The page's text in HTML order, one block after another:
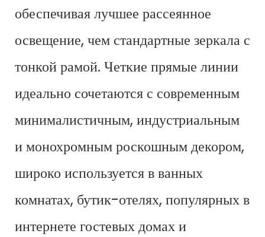
обеспечивая лучшее рассеянное
освещение, чем стандартные зеркала с
тонкой рамой. Четкие прямые линии
идеально сочетаются с современным
минималистичным, индустриальным
и монохромным роскошным декором,
широко используется в ванных
комнатах, бутик-отелях, популярных в
интернете гостевых домах и